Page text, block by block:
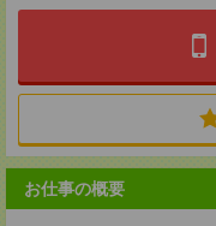
お仕事の概要